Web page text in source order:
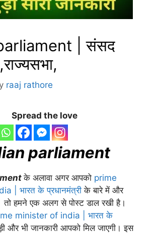
| संसद
raaj rathore
Spread the love
parliament
के अलावा अगर आपको prime
| भारत के प्रधानमंत्री के बारे में और
तो हमने एक अलग से पोस्ट डाल रखी है।
minister of india | भारत के
और भी जानकारी आपको मिल जाएगी। इस